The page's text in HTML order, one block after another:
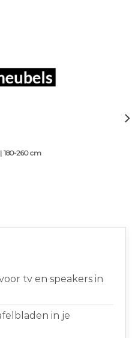
260 cm
tv en speakers in
in je